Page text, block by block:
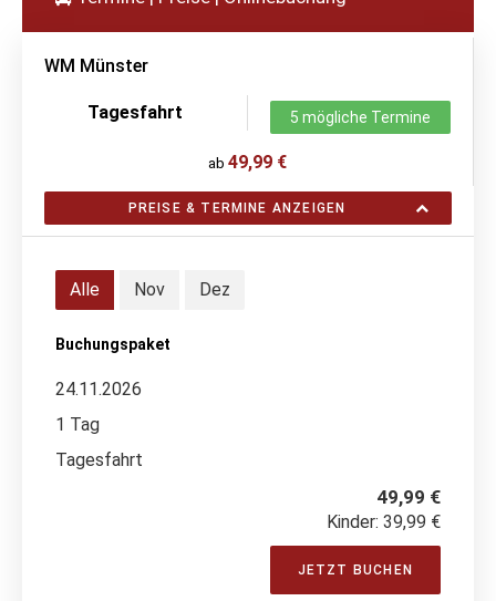
WM Münster
Tagesfahrt 5 mögliche Termine
ab 49,99 €
PREISE & TERMINE ANZEIGEN
Alle Nov Dez
Buchungspaket
24.11.2026
1 Tag
Tagesfahrt
49,99 €
Kinder: 39,99 €
JETZT BUCHEN